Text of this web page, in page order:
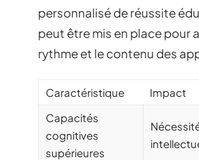
personnalisé de réussite
peut être mis en place pour
rythme et le contenu des
Caractéristique
Impact
Capacités
cognitives
supérieures